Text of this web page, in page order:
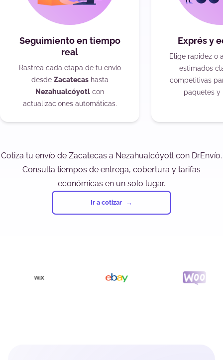
Seguimiento en tiempo
real
Rastrea cada etapa de tu envío
desde Zacatecashasta
Nezahualcóyotl con
actualizaciones automáticas.
Exprés y
Elige rapidez o
estimados
competitivas
paquetes y
Cotiza tu envío de Zacatecas a Nezahualcóyotl con DrEnvío.
Consulta tiempos de entrega, cobertura y tarifas
económicas en un solo lugar.
Ir a cotizar